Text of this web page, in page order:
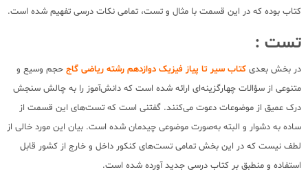
کتاب بوده که در این قسمت با مثال و تست، تمامی نکات درسی تفهیم شده است.
تست :
در بخش بعدی کتاب سیر تا پیاز فیزیک دوازدهم رشته ریاضی گاج حجم وسیع و
متنوعی از سؤالات چهارگزینه‌ای ارائه شده است که دانش‌آموز را به چالش سنجش
درک عمیق از موضوعات دعوت می‌کنند. گفتنی است که تست‌های این قسمت از
ساده به دشوار و البته به‌صورت موضوعی چیدمان شده است. بیان این مورد خالی از
لطف نیست که در این بخش تمامی تست‌های کنکور داخل و خارج از کشور قابل
استفاده و منطبق بر کتاب درسی جدید آورده شده است.